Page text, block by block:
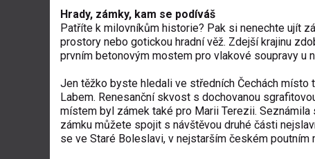
Hrady, zámky, kam se podíváš
Patříte k milovníkům historie? Pak si nenechte ujít
prostory nebo gotickou hradní věž. Zdejší krajinu
prvním betonovým mostem pro vlakové soupravy u
Jen těžko byste hledali ve středních Čechách
Labem. Renesanční skvost s dochovanou
místem byl zámek také pro Marii Terezii.
zámku můžete spojit s návštěvou druhé části
se ve Staré Boleslavi, v nejstarším českém poutním